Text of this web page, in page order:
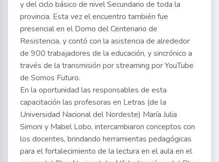
y del ciclo básico de nivel Secundario de toda la
provincia. Esta vez el encuentro también fue
presencial en el Domo del Centenario de
Resistencia, y contó con la asistencia de alrededor
de 900 trabajadores de la educación, y sincrónico a
través de la transmisión por streaming por YouTube
de Somos Futuro.
En la oportunidad las responsables de esta
capacitación las profesoras en Letras (de la
Universidad Nacional del Nordeste) María Julia
Simoni y Mabel Lobo, intercambiaron conceptos con
los docentes, brindando herramientas pedagógicas
para el fortalecimiento de la lectura en el aula en el